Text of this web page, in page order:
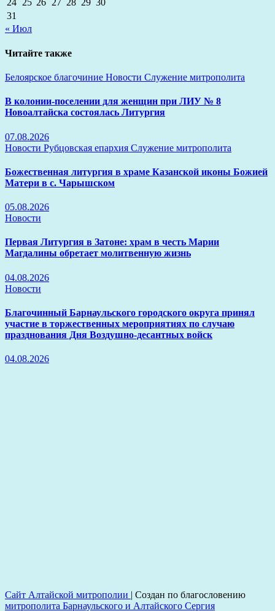
24 25 26 27 28 29 30
31
« Июл
Читайте также
Белоярское благочиние Новости Служение митрополита
В колонии-поселении для женщин при ЛИУ № 8
Новоалтайска состоялась Литургия
07.08.2026
Новости Рубцовская епархия Служение митрополита
Божественная литургия в храме Казанской иконы Божией
Матери в с. Чарышском
05.08.2026
Новости
Первая Литургия в Затоне: храм в честь Марии
Магдалины обретает молитвенную жизнь
04.08.2026
Новости
Благочинный Барнаульского городского округа принял
участие в торжественных мероприятиях по случаю
празднования Дня Воздушно-десантных войск
04.08.2026
Сайт Алтайской митрополии | Создан по благословению
митрополита Барнаульского и Алтайского Сергия